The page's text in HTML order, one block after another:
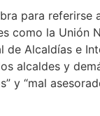
para referirse
como la Unión
de Alcaldías e
alcaldes y
y “mal